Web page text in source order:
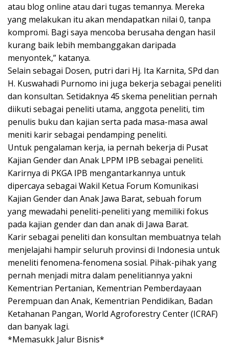
atau blog online atau dari tugas temannya. Mereka
yang melakukan itu akan mendapatkan nilai 0, tanpa
kompromi. Bagi saya mencoba berusaha dengan hasil
kurang baik lebih membanggakan daripada
menyontek,” katanya.
Selain sebagai Dosen, putri dari Hj. Ita Karnita, SPd dan
H. Kuswahadi Purnomo ini juga bekerja sebagai peneliti
dan konsultan. Setidaknya 45 skema penelitian pernah
diikuti sebagai peneliti utama, anggota peneliti, tim
penulis buku dan kajian serta pada masa-masa awal
meniti karir sebagai pendamping peneliti.
Untuk pengalaman kerja, ia pernah bekerja di Pusat
Kajian Gender dan Anak LPPM IPB sebagai peneliti.
Karirnya di PKGA IPB mengantarkannya untuk
dipercaya sebagai Wakil Ketua Forum Komunikasi
Kajian Gender dan Anak Jawa Barat, sebuah forum
yang mewadahi peneliti-peneliti yang memiliki fokus
pada kajian gender dan dan anak di Jawa Barat.
Karir sebagai peneliti dan konsultan membuatnya telah
menjelajahi hampir seluruh provinsi di Indonesia untuk
meneliti fenomena-fenomena sosial. Pihak-pihak yang
pernah menjadi mitra dalam penelitiannya yakni
Kementrian Pertanian, Kementrian Pemberdayaan
Perempuan dan Anak, Kementrian Pendidikan, Badan
Ketahanan Pangan, World Agroforestry Center (ICRAF)
dan banyak lagi.
*Memasukk Jalur Bisnis*